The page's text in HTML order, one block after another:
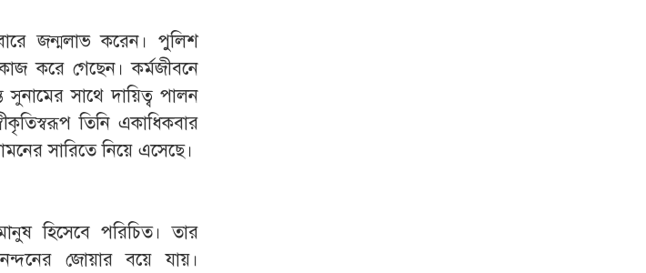
জন্মলাভ করেন। পুলিশ
করে গেছেন। কর্মজীবনে
সাথে দায়িত্ব পালন
তিনি একাধিকবার
সারিতে নিয়ে এসেছে।
হিসেবে পরিচিত। তার
জোয়ার বয়ে যায়।